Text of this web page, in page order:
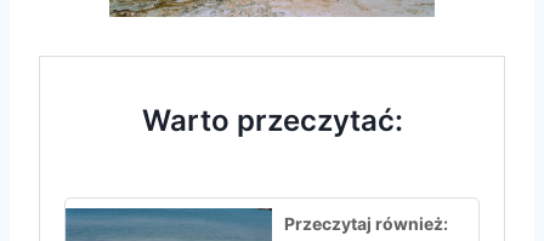
Warto przeczytać:
Przeczytaj również: